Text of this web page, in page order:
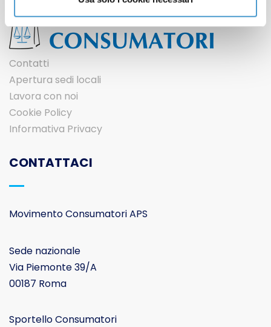
Contatti
Apertura sedi locali
Lavora con noi
Cookie Policy
Informativa Privacy
CONTATTACI
Movimento Consumatori APS
Sede nazionale
Via Piemonte 39/A
00187 Roma
Sportello Consumatori